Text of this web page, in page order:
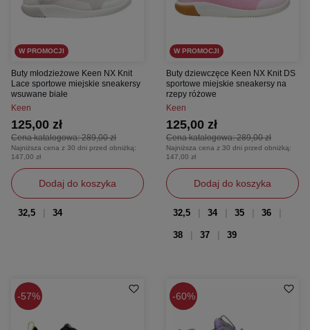
W PROMOCJI
Buty młodzieżowe Keen NX Knit
Lace sportowe miejskie sneakersy
wsuwane białe
Keen
Cena katalogowa:289,00 zł
125,00 zł
Najniższa cena z 30 dni przed obniżką:
147,00 zł
Dodaj do koszyka
32,5 34
W PROMOCJI
Buty dziewczęce Keen NX Knit DS
sportowe miejskie sneakersy na
rzepy różowe
Keen
Cena katalogowa:289,00 zł
125,00 zł
Najniższa cena z 30 dni przed obniżką:
147,00 zł
Dodaj do koszyka
32,5 34 35 36
38 37 39
57% 60%